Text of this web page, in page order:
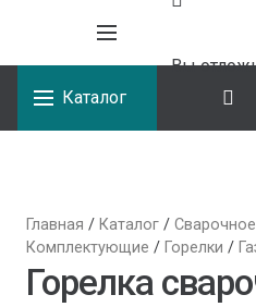
Вы
Каталог
Главная / Каталог /
Комплектующие / Горелки /
Горелка